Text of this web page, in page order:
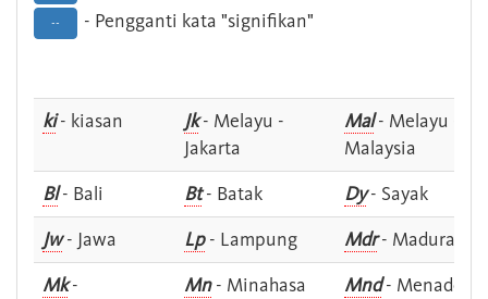
-- - Pengganti kata "signifikan"
ki- kiasan Jk- Melayu -
Jakarta
Mal- Melayu -
Malaysia
Bl- Bali Bt- Batak Dy- Sayak
Jw- Jawa Lp- Lampung Mdr- Madura
Mk-
Mn- Minahasa Mnd- Menado